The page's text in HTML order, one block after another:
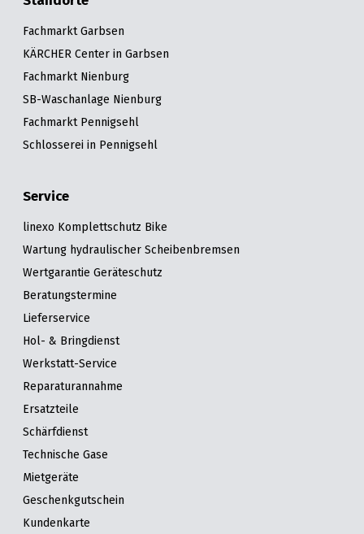
Fachmarkt Garbsen
KÄRCHER Center in Garbsen
Fachmarkt Nienburg
SB-Waschanlage Nienburg
Fachmarkt Pennigsehl
Schlosserei in Pennigsehl
Service
linexo Komplettschutz Bike
Wartung hydraulischer Scheibenbremsen
Wertgarantie Geräteschutz
Beratungstermine
Lieferservice
Hol- & Bringdienst
Werkstatt-Service
Reparaturannahme
Ersatzteile
Schärfdienst
Technische Gase
Mietgeräte
Geschenkgutschein
Kundenkarte